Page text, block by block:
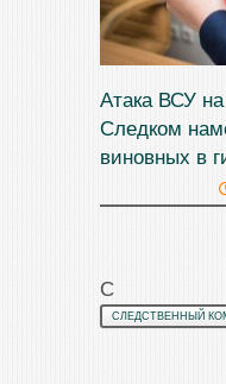
Атака ВСУ
Следком
виновных в
С
СЛЕДСТВЕННЫЙ